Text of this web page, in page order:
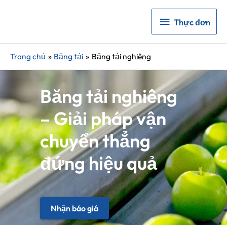
Thực
đơn
Thực đơn
Trang chủ Băng tải Băng tải nghiêng
Băng tải nghiêng
– Giải pháp vận
chuyển thẳng
đứng hiệu quả
Nhận báo giá